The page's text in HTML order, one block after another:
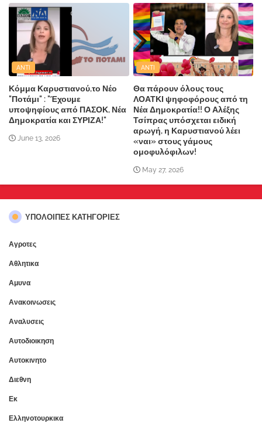
ANTI
Κόμμα Καρυστιανού,το Νέο
"Ποτάμι" : "Έχουμε
υποψηφίους από ΠΑΣΟΚ, Νέα
Δημοκρατία και ΣΥΡΙΖΑ!"
June 13, 2026
ANTI
Θα πάρουν όλους τους
ΛΟΑΤΚΙ ψηφοφόρους από τη
Νέα Δημοκρατία!! Ο Αλέξης
Τσίπρας υπόσχεται ειδική
αρωγή, η Καρυστιανού λέει
«ναι» στους γάμους
ομοφυλόφιλων!
May 27, 2026
ΥΠΌΛΟΙΠΕΣ ΚΑΤΗΓΟΡΊΕΣ
Αγροτες
Αθλητικα
Αμυνα
Ανακοινωσεις
Αναλυσεις
Αυτοδιοικηση
Αυτοκινητο
Διεθνη
Εκ
Ελληνοτουρκικα